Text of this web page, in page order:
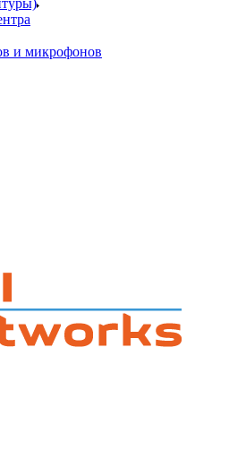
и микрофонов